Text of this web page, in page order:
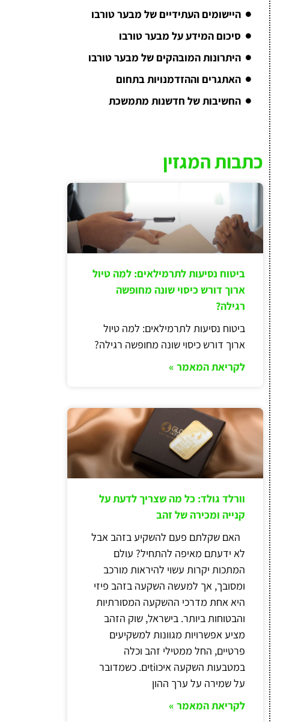
היישומים העתידיים של מבער טורבו
סיכום המידע על מבער טורבו
היתרונות המובהקים של מבער טורבו
האתגרים וההזדמנויות בתחום
החשיבות של חדשנות מתמשכת
כתבות המגזין
ביטוח נסיעות לתרמילאים: למה טיול
ארוך דורש כיסוי שונה מחופשה
רגילה?
ביטוח נסיעות לתרמילאים: למה טיול
ארוך דורש כיסוי שונה מחופשה רגילה?
לקריאת המאמר »
וורלד גולד: כל מה שצריך לדעת על
קנייה ומכירה של זהב
האם שקלתם פעם להשקיע בזהב אבל
לא ידעתם מאיפה להתחיל? עולם
המתכות יקרות עשוי להיראות מורכב
ומסובך, אך למעשה השקעה בזהב פיזי
היא אחת מדרכי ההשקעה המסורתיות
והבטוחות ביותר. בישראל, שוק הזהב
מציע אפשרויות מגוונות למשקיעים
פרטיים, החל ממטילי זהב וכלה
במטבעות השקעה איכוtiים. כשמדובר
על שמירה על ערך ההון
לקריאת המאמר »